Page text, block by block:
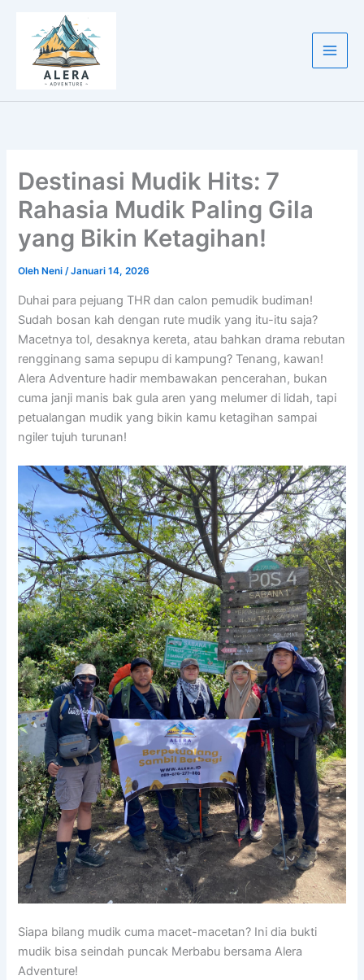
konten
Destinasi Mudik Hits: 7
Rahasia Mudik Paling Gila
yang Bikin Ketagihan!
Oleh Neni/Januari 14, 2026
Duhai para pejuang THR dan calon pemudik budiman!
Sudah bosan kah dengan rute mudik yang itu-itu saja?
Macetnya tol, desaknya kereta, atau bahkan drama rebutan
rengginang sama sepupu di kampung? Tenang, kawan!
Alera Adventure hadir membawakan pencerahan, bukan
cuma janji manis bak gula aren yang melumer di lidah, tapi
petualangan mudik yang bikin kamu ketagihan sampai
ngiler tujuh turunan!
Siapa bilang mudik cuma macet-macetan? Ini dia bukti
mudik bisa seindah puncak Merbabu bersama Alera
Adventure!